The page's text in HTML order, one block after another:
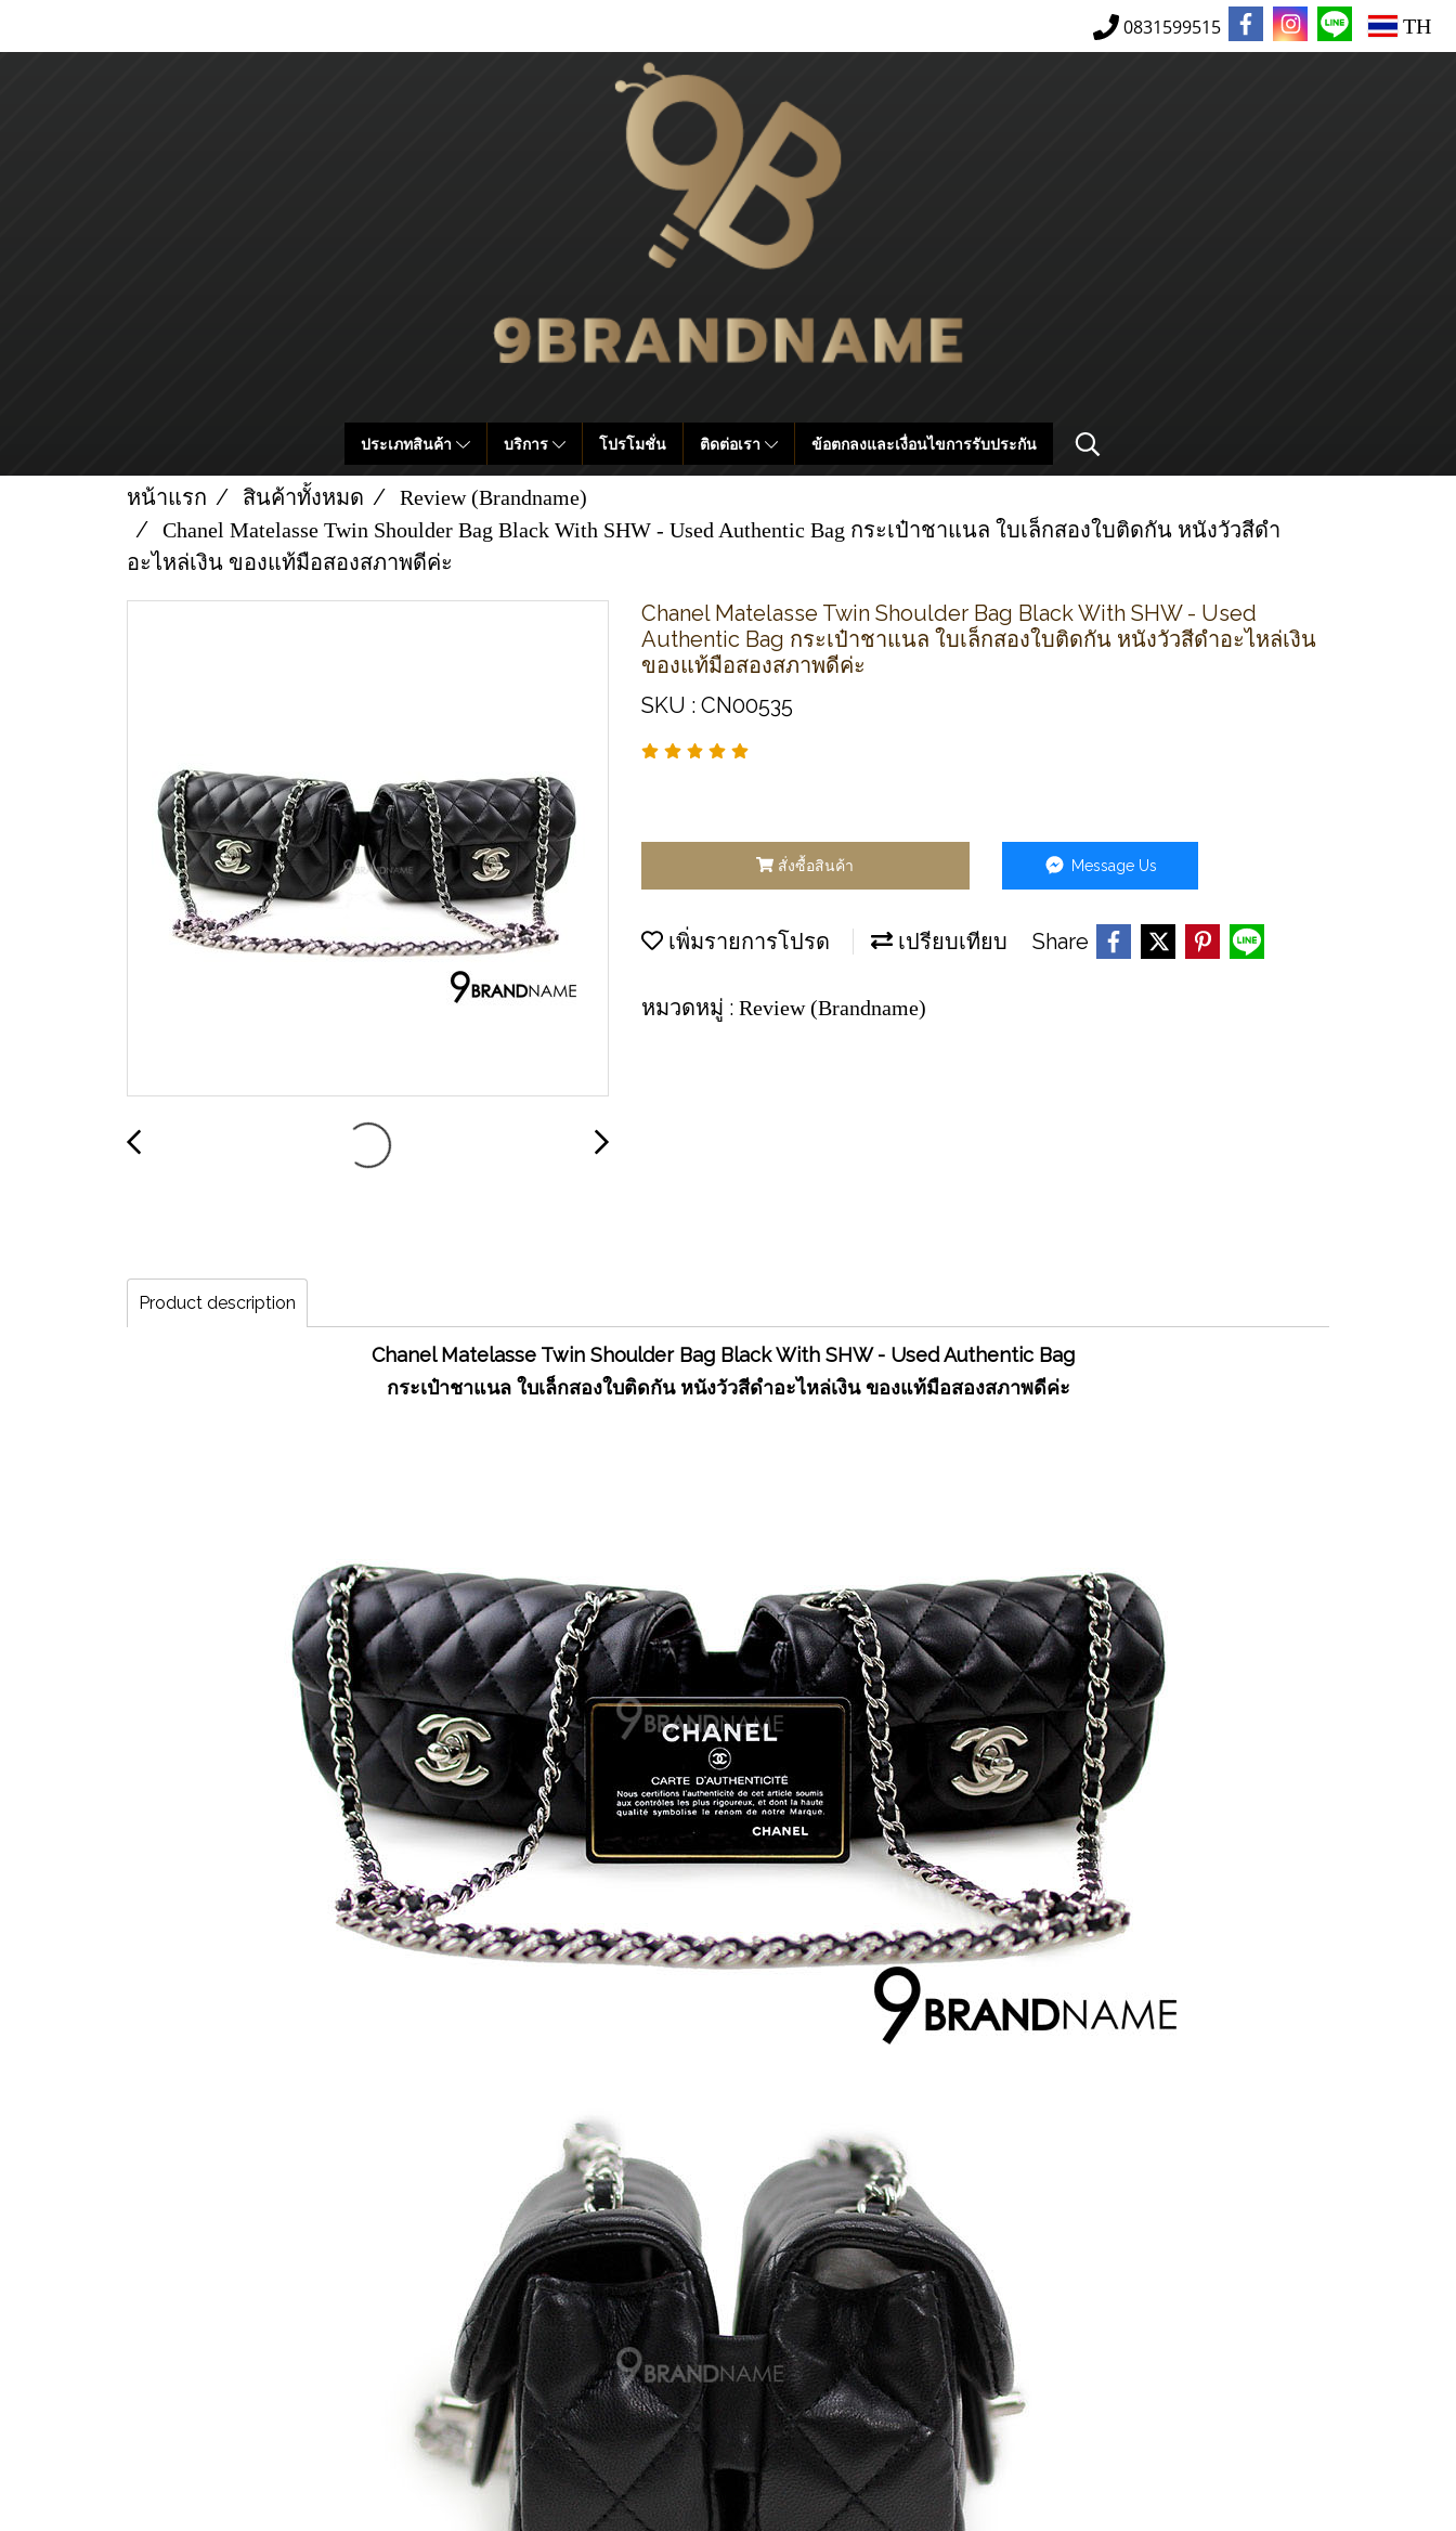
0831599515 TH
ประเภทสินค้า บริการ โปรโมชั่น ติดต่อเรา ข้อตกลงและเงื่อนไขการรับประกัน
หน้าแรก สินค้าทั้งหมด
Review (Brandname)
Chanel Matelasse Twin Shoulder Bag Black With SHW - Used Authentic Bag กระเป๋าชาแนล ใบเล็กสองใบติดกัน หนังวัวสีดำ
อะไหล่เงิน ของแท้มือสองสภาพดีค่ะ
Chanel Matelasse Twin Shoulder Bag Black With SHW - Used
Authentic Bag กระเป๋าชาแนล ใบเล็กสองใบติดกัน หนังวัวสีดำอะไหล่เงิน
ของแท้มือสองสภาพดีค่ะ
SKU : CN00535
สั่งซื้อสินค้า Message Us
เพิ่มรายการโปรด เปรียบเทียบ Share
หมวดหมู่ : Review (Brandname)
Product description
Chanel Matelasse Twin Shoulder Bag Black With SHW - Used Authentic Bag
กระเป๋าชาแนล ใบเล็กสองใบติดกัน หนังวัวสีดำอะไหล่เงิน ของแท้มือสองสภาพดีค่ะ